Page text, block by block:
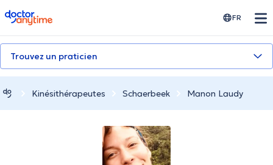
doctoranytime FR
Trouvez un praticien
Kinésithérapeutes Schaerbeek Manon Laudy